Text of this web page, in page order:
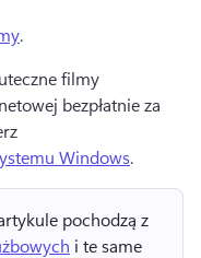
.
filmy
bezpłatnie za
Windows.
pochodzą z
i te same